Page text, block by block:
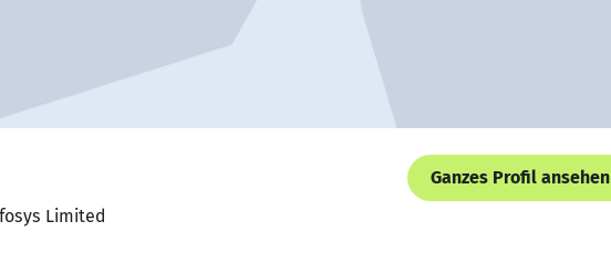
Ganzes Profil ansehen
Limited